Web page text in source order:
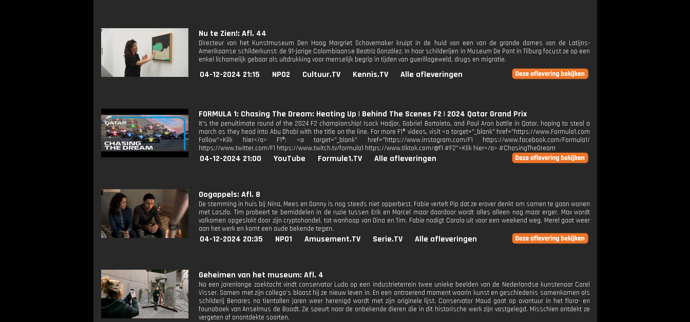
Nu te Zien!: Afl. 44
Directeur van het Kunstmuseum Den Haag Margriet Schavemaker kruipt in de huid van een van de grande dames van de Latijns-
Amerikaanse schilderkunst: de 91-jarige Colombiaanse Beatriz González. In haar schilderijen in Museum De Pont in Tilburg focust ze op een
enkel lichamelijk gebaar als uitdrukking voor menselijk begrip in tijden van guerillageweld, drugs en migratie.
04-12-2024 21:15 NPO2 Cultuur.TV Kennis.TV Alle afleveringen
FORMULA 1: Chasing The Dream: Heating Up | Behind The Scenes F2 | 2024 Qatar Grand Prix
It's the penultimate round of the 2024 F2 championship! Isack Hadjar, Gabriel Bortoleto, and Paul Aron battle in Qatar, hoping to steal a
march as they head into Abu Dhabi with the title on the line. For more F1® videos, visit <a target="_blank" href="https://www.Formula1.com
Follow">Klik hier</a> F1®: <a target="_blank" href="https://www.instagram.com/F1 https://www.facebook.com/Formula1/
https://www.twitter.com/F1 https://www.twitch.tv/formula1 https://www.tiktok.com/@f1 #F2">Klik hier</a> #ChasingTheDream
04-12-2024 21:00 YouTube Formule1.TV Alle afleveringen
Oogappels: Afl. 8
De stemming in huis bij Nina, Mees en Danny is nog steeds niet opperbest. Fabie vertelt Pip dat ze erover denkt om samen te gaan wonen
met Laszlo. Tim probeert te bemiddelen in de ruzie tussen Erik en Marcel maar daardoor wordt alles alleen nog maar erger. Max wordt
volkomen opgeslokt door zijn cryptohandel, tot wanhoop van Dina en Tim. Fabie nodigt Carola uit voor een weekend weg. Merel gaat weer
aan het werk en komt een oude bekende tegen.
04-12-2024 20:35 NPO1 Amusement.TV Serie.TV Alle afleveringen
Geheimen van het museum: Afl. 4
Na een jarenlange zoektocht vindt conservator Ludo op een industrieterrein twee unieke beelden van de Nederlandse kunstenaar Carel
Visser. Samen met zijn collega's blaast hij ze nieuw leven in. En een ontroerend moment waarin kunst en geschiedenis samenkomen als
schilderij Benares na tientallen jaren weer herenigd wordt met zijn originele lijst. Conservator Maud gaat op avontuur in het flora- en
faunaboek van Anselmus de Boodt. Ze speurt naar de onbekende dieren die in dit historische werk zijn vastgelegd. Misschien ontdekt ze
vergeten of onontdekte soorten.